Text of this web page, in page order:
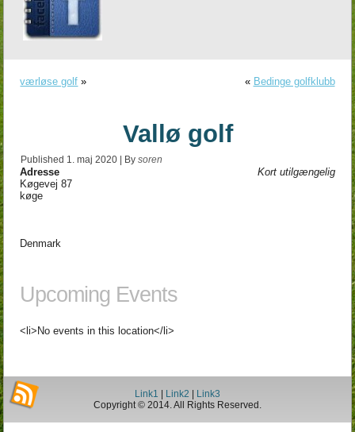
værløse golf » « Bedinge golfklubb
Vallø golf
Published 1. maj 2020 By soren
Kort utilgængelig
Adresse
Køgevej 87
køge
Denmark
Upcoming Events
<li>No events in this location</li>
Link1 | Link2 | Link3
Copyright © 2014. All Rights Reserved.